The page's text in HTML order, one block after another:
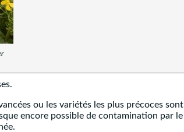
ou les variétés les plus précoces sont
encore possible de contamination par le